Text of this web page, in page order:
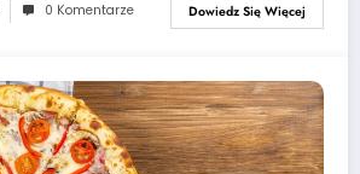
0 Komentarze Dowiedz Się Więcej